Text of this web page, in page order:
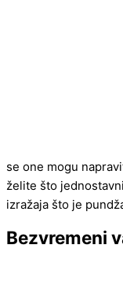
se one mogu
želite što
izražaja što je
Bezvremeni